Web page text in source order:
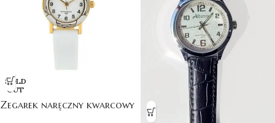
SOLD
OUT
Zegarek naręczny kwarcowy